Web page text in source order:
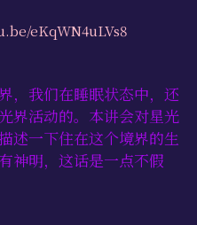
eKqWN4uLVs8
，我们在睡眠状态中，还
界活动的。本讲会对星光
述一下住在这个境界的生
神明，这话是一点不假